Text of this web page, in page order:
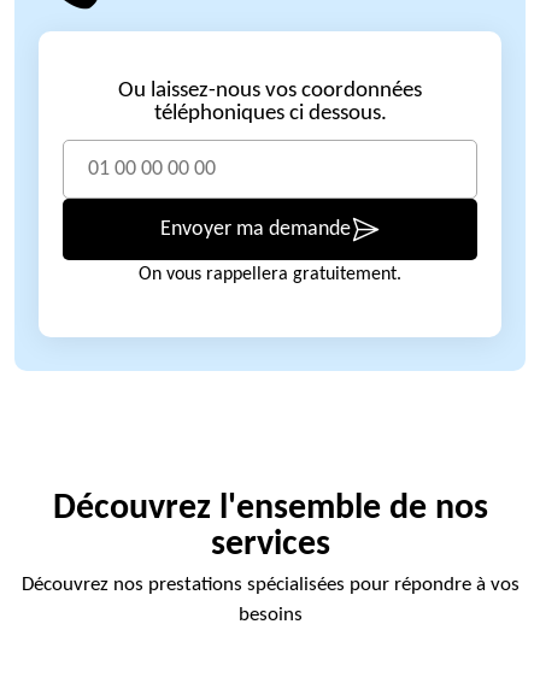
Ou laissez-nous vos coordonnées
téléphoniques ci dessous.
Envoyer ma demande
On vous rappellera gratuitement.
Découvrez l'ensemble de nos
services
Découvrez nos prestations spécialisées pour répondre à vos
besoins